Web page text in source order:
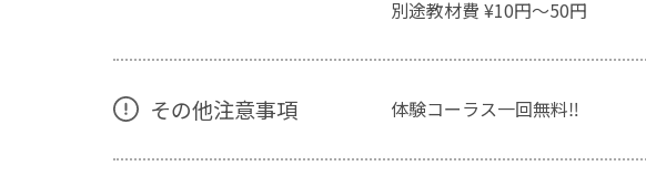
別途教材費 ¥10円〜50円
その他注意事項 体験コーラス一回無料‼︎